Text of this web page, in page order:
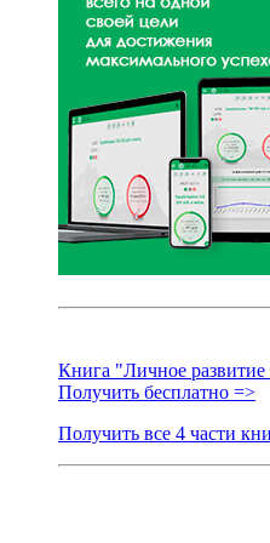
Книга "Личное
Получить бесплатно =>
Получить все 4 части